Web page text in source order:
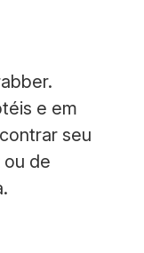
e em
seu
ou de